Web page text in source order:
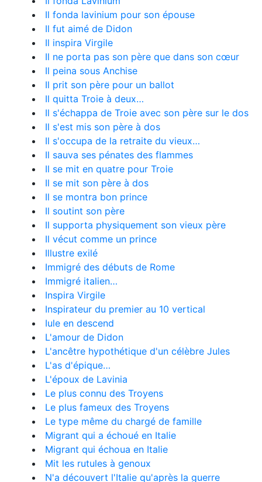
Il fonda lavinium pour son épouse
Il fut aimé de Didon
Il inspira Virgile
Il ne porta pas son père que dans son cœur
Il peina sous Anchise
Il prit son père pour un ballot
Il quitta Troie à deux…
Il s'échappa de Troie avec son père sur le dos
Il s'est mis son père à dos
Il s'occupa de la retraite du vieux…
Il sauva ses pénates des flammes
Il se mit en quatre pour Troie
Il se mit son père à dos
Il se montra bon prince
Il soutint son père
Il supporta physiquement son vieux père
Il vécut comme un prince
Illustre exilé
Immigré des débuts de Rome
Immigré italien…
Inspira Virgile
Inspirateur du premier au 10 vertical
Iule en descend
L'amour de Didon
L'ancêtre hypothétique d'un célèbre Jules
L'as d'épique…
L'époux de Lavinia
Le plus connu des Troyens
Le plus fameux des Troyens
Le type même du chargé de famille
Migrant qui a échoué en Italie
Migrant qui échoua en Italie
Mit les rutules à genoux
N'a découvert l'Italie qu'après la guerre